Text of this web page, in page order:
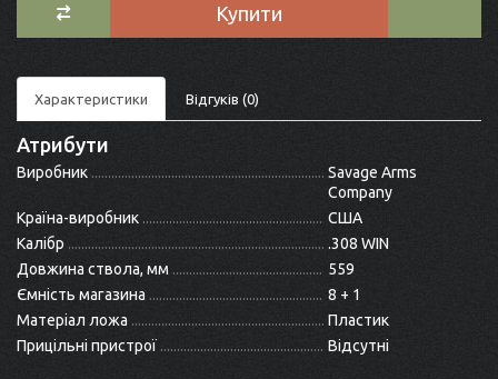
Купити
Характеристики Відгуків (0)
Атрибути
Виробник
Savage Arms
Company
Країна-виробник
США
Калібр
.308 WIN
Довжина ствола, мм
559
Ємність магазина
8 + 1
Матеріал ложа
Пластик
Прицільні пристрої
Відсутні